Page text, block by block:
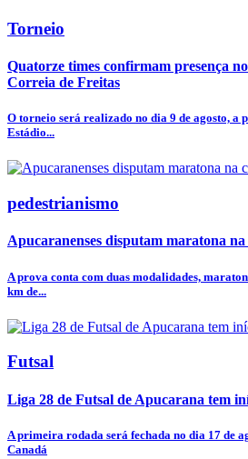
Torneio
Quatorze times confirmam presença
Correia de Freitas
O torneio será realizado no dia 9 de agosto, a
Estádio...
pedestrianismo
Apucaranenses disputam maratona
A prova conta com duas modalidades,
km de...
Futsal
Liga 28 de Futsal de Apucarana tem
A primeira rodada será fechada no dia 17 de
Canadá